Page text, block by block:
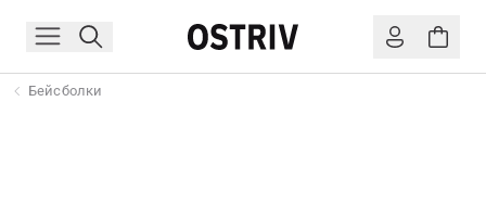
Бейсболки